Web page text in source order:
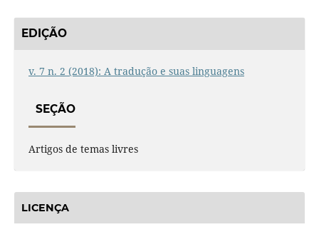
EDIÇÃO
v. 7 n. 2 (2018): A tradução e suas linguagens
SEÇÃO
Artigos de temas livres
LICENÇA